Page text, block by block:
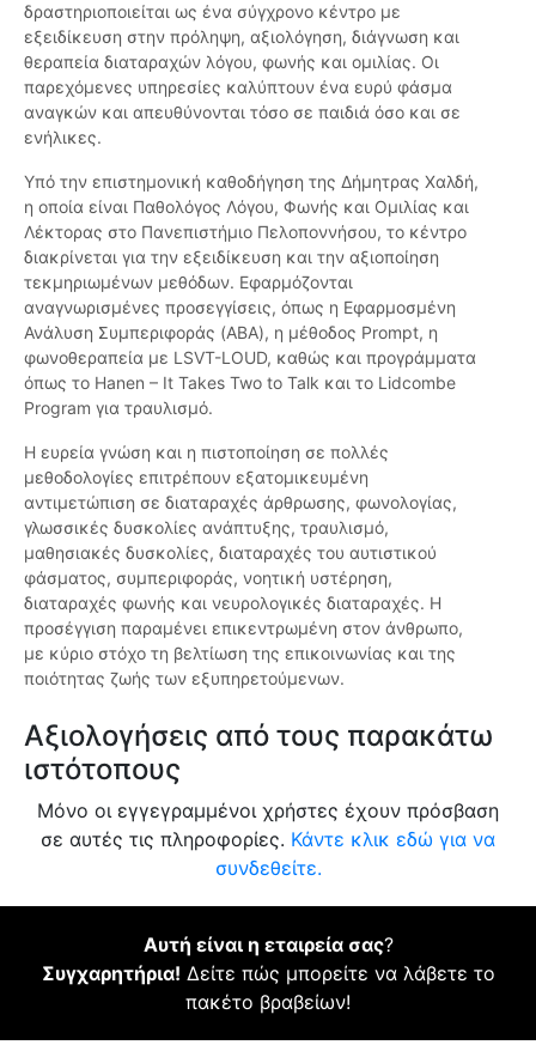
δραστηριοποιείται ως ένα σύγχρονο κέντρο με
εξειδίκευση στην πρόληψη, αξιολόγηση, διάγνωση και
θεραπεία διαταραχών λόγου, φωνής και ομιλίας. Οι
παρεχόμενες υπηρεσίες καλύπτουν ένα ευρύ φάσμα
αναγκών και απευθύνονται τόσο σε παιδιά όσο και σε
ενήλικες.
Υπό την επιστημονική καθοδήγηση της Δήμητρας Χαλδή,
η οποία είναι Παθολόγος Λόγου, Φωνής και Ομιλίας και
Λέκτορας στο Πανεπιστήμιο Πελοποννήσου, το κέντρο
διακρίνεται για την εξειδίκευση και την αξιοποίηση
τεκμηριωμένων μεθόδων. Εφαρμόζονται
αναγνωρισμένες προσεγγίσεις, όπως η Εφαρμοσμένη
Ανάλυση Συμπεριφοράς (ABA), η μέθοδος Prompt, η
φωνοθεραπεία με LSVT-LOUD, καθώς και προγράμματα
όπως το Hanen – It Takes Two to Talk και το Lidcombe
Program για τραυλισμό.
Η ευρεία γνώση και η πιστοποίηση σε πολλές
μεθοδολογίες επιτρέπουν εξατομικευμένη
αντιμετώπιση σε διαταραχές άρθρωσης, φωνολογίας,
γλωσσικές δυσκολίες ανάπτυξης, τραυλισμό,
μαθησιακές δυσκολίες, διαταραχές του αυτιστικού
φάσματος, συμπεριφοράς, νοητική υστέρηση,
διαταραχές φωνής και νευρολογικές διαταραχές. Η
προσέγγιση παραμένει επικεντρωμένη στον άνθρωπο,
με κύριο στόχο τη βελτίωση της επικοινωνίας και της
ποιότητας ζωής των εξυπηρετούμενων.
Αξιολογήσεις από τους παρακάτω
ιστότοπους
Μόνο οι εγγεγραμμένοι χρήστες έχουν πρόσβαση
σε αυτές τις πληροφορίες. Κάντε κλικ εδώ για να
συνδεθείτε.
Αυτή είναι η εταιρεία σας?
Συγχαρητήρια! Δείτε πώς μπορείτε να λάβετε το
πακέτο βραβείων!